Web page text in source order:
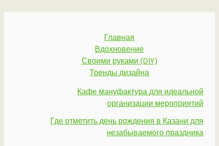
Главная
Вдохновение
Своими руками (DIY)
Тренды дизайна
Кафе мануфактура для идеальной
организации мероприятий
Где отметить день рождения в Казани для
незабываемого праздника